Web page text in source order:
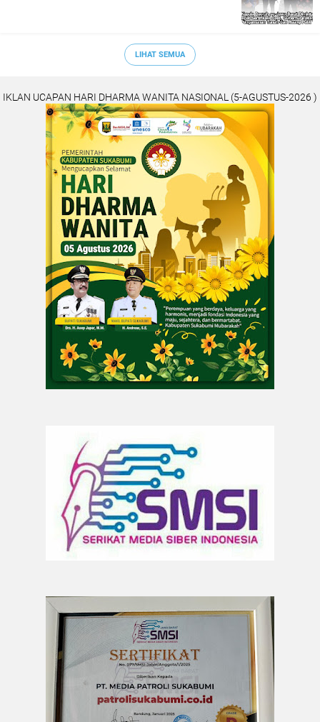
LIHAT SEMUA
IKLAN UCAPAN HARI DHARMA WANITA NASIONAL (5-AGUSTUS-2026 )